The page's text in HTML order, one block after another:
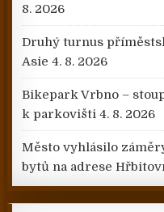
8. 2026
Druhý turnus
Asie 4. 8. 2026
Bikepark Vrbno –
k parkovišti 4. 8. 2026
Město vyhlásilo
bytů na adrese